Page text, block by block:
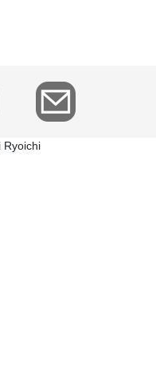
Ryoichi